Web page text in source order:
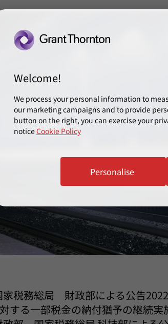
家税務総局 財政部による公告
する一部税金の納付猶予の継続実
Welcome!
We process your personal information to
our marketing campaigns and to provide
button on the right, you can exercise your
noticeCookie Policy
Personalise